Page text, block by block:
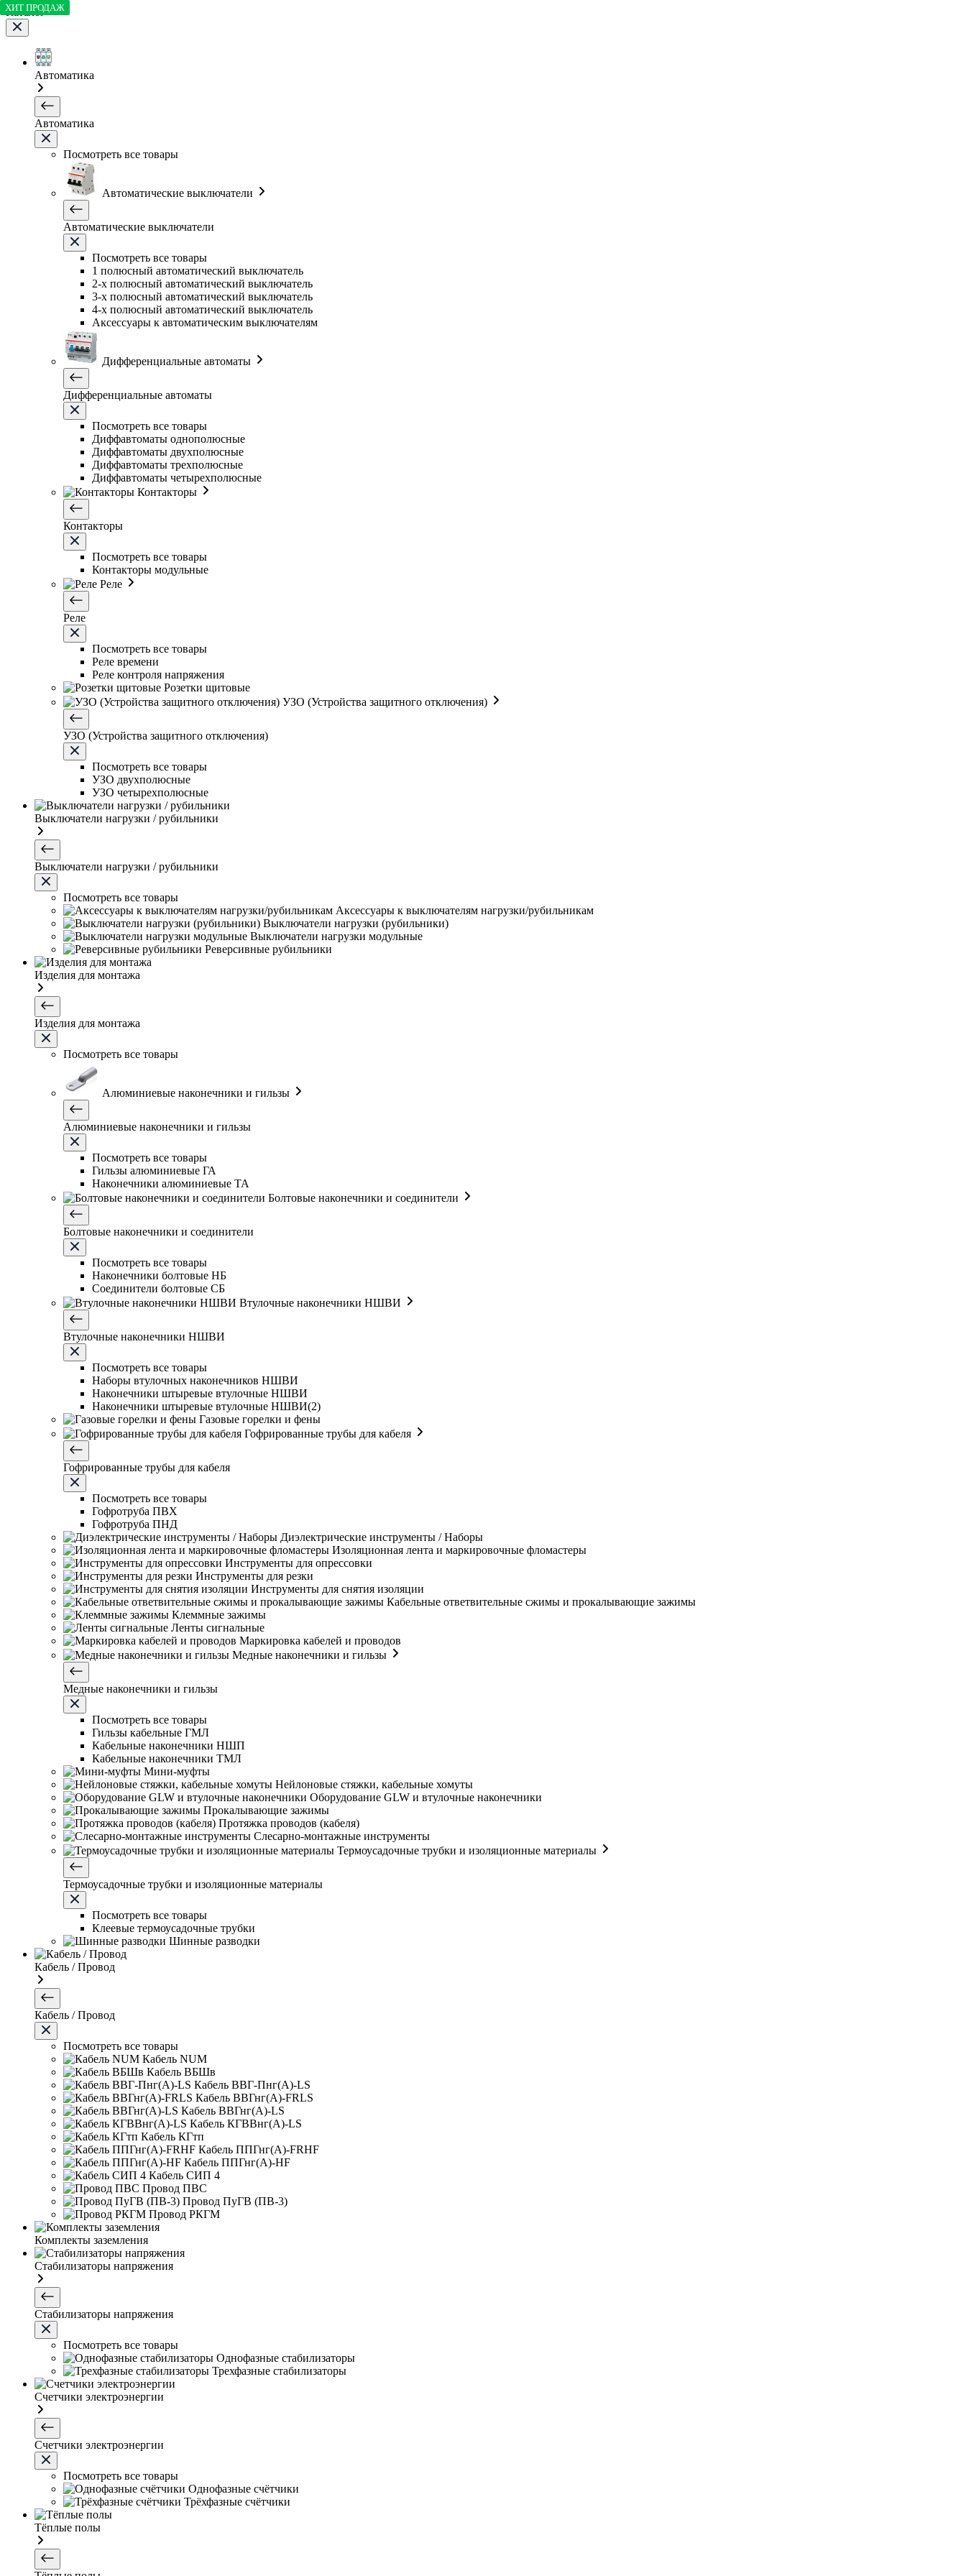
Каталог
Автоматика
Автоматика
Посмотреть все товары
Автоматические выключатели
Автоматические выключатели
Посмотреть все товары
1 полюсный автоматический выключатель
2-х полюсный автоматический выключатель
3-х полюсный автоматический выключатель
4-х полюсный автоматический выключатель
Аксессуары к автоматическим выключателям
Дифференциальные автоматы
Дифференциальные автоматы
Посмотреть все товары
Диффавтоматы однополюсные
Диффавтоматы двухполюсные
Диффавтоматы трехполюсные
Диффавтоматы четырехполюсные
Контакторы
Контакторы
Посмотреть все товары
Контакторы модульные
Реле
Реле
Посмотреть все товары
Реле времени
Реле контроля напряжения
Розетки щитовые
УЗО (Устройства защитного отключения)
УЗО (Устройства защитного отключения)
Посмотреть все товары
УЗО двухполюсные
УЗО четырехполюсные
Выключатели нагрузки / рубильники
Выключатели нагрузки / рубильники
Посмотреть все товары
Аксессуары к выключателям нагрузки/рубильникам
Выключатели нагрузки (рубильники)
Выключатели нагрузки модульные
Реверсивные рубильники
Изделия для монтажа
Изделия для монтажа
Посмотреть все товары
Алюминиевые наконечники и гильзы
Алюминиевые наконечники и гильзы
Посмотреть все товары
Гильзы алюминиевые ГА
Наконечники алюминиевые ТА
Болтовые наконечники и соединители
Болтовые наконечники и соединители
Посмотреть все товары
Наконечники болтовые НБ
Соединители болтовые СБ
Втулочные наконечники НШВИ
Втулочные наконечники НШВИ
Посмотреть все товары
Наборы втулочных наконечников НШВИ
Наконечники штыревые втулочные НШВИ
Наконечники штыревые втулочные НШВИ(2)
Газовые горелки и фены
Гофрированные трубы для кабеля
Гофрированные трубы для кабеля
Посмотреть все товары
Гофротруба ПВХ
Гофротруба ПНД
Диэлектрические инструменты / Наборы
Изоляционная лента и маркировочные фломастеры
Инструменты для опрессовки
Инструменты для резки
Инструменты для снятия изоляции
Кабельные ответвительные сжимы и прокалывающие зажимы
Клеммные зажимы
Ленты сигнальные
Маркировка кабелей и проводов
Медные наконечники и гильзы
Медные наконечники и гильзы
Посмотреть все товары
Гильзы кабельные ГМЛ
Кабельные наконечники НШП
Кабельные наконечники ТМЛ
Мини-муфты
Нейлоновые стяжки, кабельные хомуты
Оборудование GLW и втулочные наконечники
Прокалывающие зажимы
Протяжка проводов (кабеля)
Слесарно-монтажные инструменты
Термоусадочные трубки и изоляционные материалы
Термоусадочные трубки и изоляционные материалы
Посмотреть все товары
Клеевые термоусадочные трубки
Шинные разводки
Кабель / Провод
Кабель / Провод
Посмотреть все товары
Кабель NUM
Кабель ВБШв
Кабель ВВГ-Пнг(А)-LS
Кабель ВВГнг(А)-FRLS
Кабель ВВГнг(А)-LS
Кабель КГВВнг(А)-LS
Кабель КГтп
Кабель ППГнг(А)-FRHF
Кабель ППГнг(А)-HF
Кабель СИП 4
Провод ПВС
Провод ПуГВ (ПВ-3)
Провод РКГМ
Комплекты заземления
Стабилизаторы напряжения
Стабилизаторы напряжения
Посмотреть все товары
Однофазные стабилизаторы
Трехфазные стабилизаторы
Счетчики электроэнергии
Счетчики электроэнергии
Посмотреть все товары
Однофазные счётчики
Трёхфазные счётчики
Тёплые полы
ХИТ ПРОДАЖ